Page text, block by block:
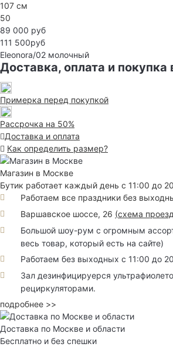
107 см
50
89 000 руб
111 500руб
Eleonora/02 молочный
Доставка, оплата и покупка
Примерка перед покупкой
Рассрочка на 50%
Доставка и оплата
Как определить размер?
Магазин в Москве
Бутик работает каждый день с 11:00 до
Работаем все праздники без
Варшавское шоссе, 26 (схема
Большой шоу-рум с огромным
весь товар, который есть на сайте)
Работаем без выходных с 11:00 до
Зал дезинфицируерся
рециркуляторами.
подробнее >>
Доставка по Москве и области
Бесплатно и без спешки